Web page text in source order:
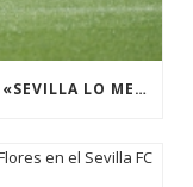
QUIQUE Y SU TÁNDEM CON OLTRA: «SEVILLA LO MERECE»